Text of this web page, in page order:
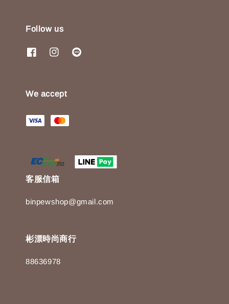
Follow us
We accept
客服信箱
binpewshop@gmail.com
彬漂時尚商行
88636978